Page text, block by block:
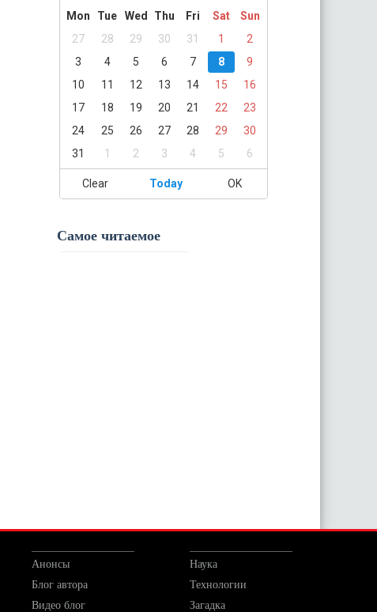
Mon
Tue Wed Thu Fri Sat
Sun
27
28 29 30 31 1
2
3
4 5 6 7 8
9
10
11 12 13 14 15
16
17
18 19 20 21 22
23
24
25 26 27 28 29
30
31
1 2 3 4 5 6
Clear Today OK
Самое читаемое
Анонсы
Блог автора
Видео блог
Наука
Технологии
Загадка